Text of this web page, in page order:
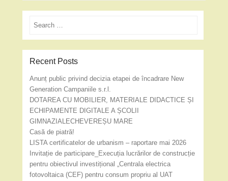
Search
Recent Posts
Anunț public privind decizia etapei de încadrare New
Generation Campaniile s.r.l.
DOTAREA CU MOBILIER, MATERIALE DIDACTICE ȘI
ECHIPAMENTE DIGITALE A ȘCOLII
GIMNAZIALECHEVEREȘU MARE
Casă de piatră!
LISTA certificatelor de urbanism – raportare mai 2026
Invitație de participare_Execuția lucrărilor de construcție
pentru obiectivul investițional „Centrala electrica
fotovoltaica (CEF) pentru consum propriu al UAT